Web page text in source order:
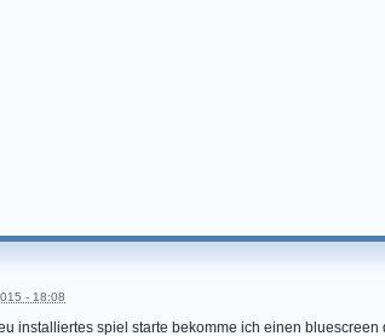
- 18:08
installiertes spiel starte bekomme ich einen